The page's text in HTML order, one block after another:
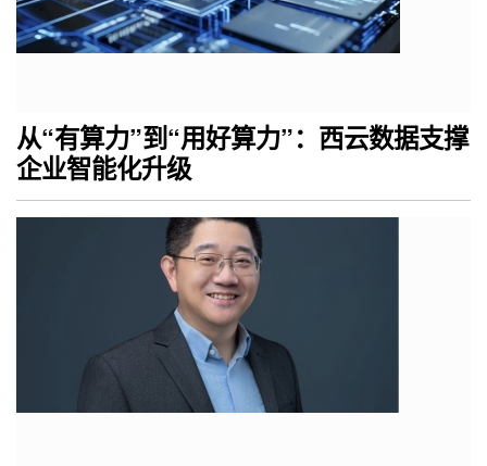
从“有算力”到“用好算力”：西云数据支撑
企业智能化升级